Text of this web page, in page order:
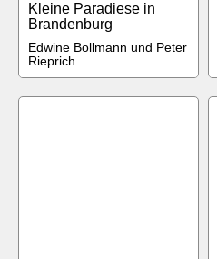
Kleine Paradiese in
Brandenburg
Edwine Bollmann und Peter
Rieprich